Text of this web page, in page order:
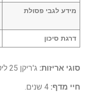
מידע לגבי פסולת
דרגת סיכון
סוגי אריזות: ג'ריקן 25 ליטר, חבית 210 ליטר, IBC 1000 ליטר.
חיי מדף: 4 שנים.